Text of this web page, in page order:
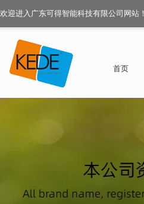
欢迎进入广东可得智能科技有限公司网站！
首页